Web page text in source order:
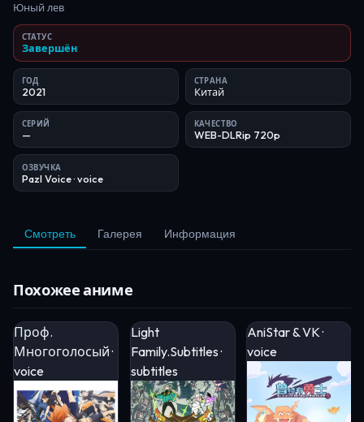
Юный лев
СТАТУС
Завершён
ГОД
2021
СТРАНА
Китай
СЕРИЙ
—
КАЧЕСТВО
WEB-DLRip 720p
ОЗВУЧКА
Pazl Voice· voice
Смотреть Галерея Информация
Похожее аниме
Проф.
Многоголосый ·
voice
Light
Family.Subtitles ·
subtitles
AniStar & VK ·
voice